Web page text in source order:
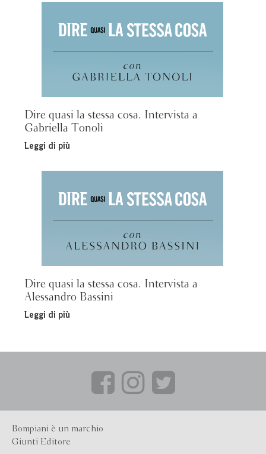
Dire quasi la stessa cosa. Intervista a
Gabriella Tonoli
Leggi di più
Dire quasi la stessa cosa. Intervista a
Alessandro Bassini
Leggi di più
Bompiani è un marchio
Giunti Editore